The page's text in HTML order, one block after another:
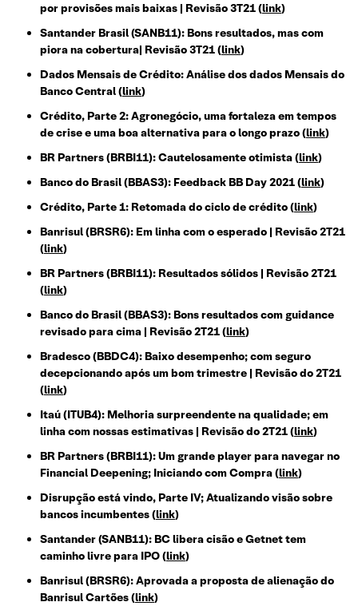
por provisões mais baixas | Revisão 3T21(link)
Santander Brasil (SANB11): Bons resultados, mas com
piora na cobertura| Revisão 3T21(link)
Dados Mensais de Crédito: Análise dos dados Mensais do
Banco Central(link)
Crédito, Parte 2: Agronegócio, uma fortaleza em tempos
de crise e uma boa alternativa para o longo prazo(link)
BR Partners (BRBI11): Cautelosamente otimista(link)
Banco do Brasil (BBAS3): Feedback BB Day 2021(link)
Crédito, Parte 1: Retomada do ciclo de crédito(link)
Banrisul (BRSR6): Em linha com o esperado | Revisão 2T21
(link)
BR Partners (BRBI11): Resultados sólidos | Revisão 2T21
(link)
Banco do Brasil (BBAS3): Bons resultados com guidance
revisado para cima | Revisão 2T21(link)
Bradesco (BBDC4): Baixo desempenho; com seguro
decepcionando após um bom trimestre | Revisão do 2T21
(link)
Itaú (ITUB4): Melhoria surpreendente na qualidade; em
linha com nossas estimativas | Revisão do 2T21(link)
BR Partners (BRBI11): Um grande player para navegar no
Financial Deepening; Iniciando com Compra(link)
Disrupção está vindo, Parte IV; Atualizando visão sobre
bancos incumbentes(link)
Santander (SANB11): BC libera cisão e Getnet tem
caminho livre para IPO(link)
Banrisul (BRSR6): Aprovada a proposta de alienação do
Banrisul Cartões(link)